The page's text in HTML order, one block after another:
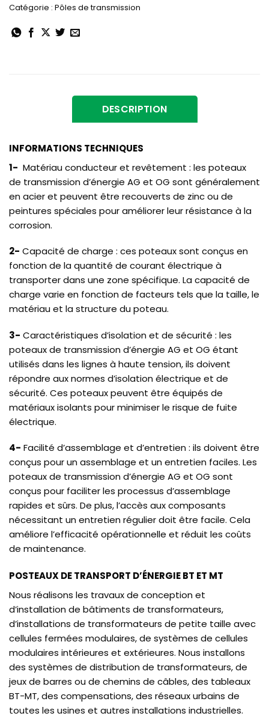
Catégorie : Pôles de transmission
DESCRIPTION
INFORMATIONS TECHNIQUES
1- Matériau conducteur et revêtement : les poteaux
de transmission d’énergie AG et OG sont généralement
en acier et peuvent être recouverts de zinc ou de
peintures spéciales pour améliorer leur résistance à la
corrosion.
2- Capacité de charge : ces poteaux sont conçus en
fonction de la quantité de courant électrique à
transporter dans une zone spécifique. La capacité de
charge varie en fonction de facteurs tels que la taille, le
matériau et la structure du poteau.
3- Caractéristiques d’isolation et de sécurité : les
poteaux de transmission d’énergie AG et OG étant
utilisés dans les lignes à haute tension, ils doivent
répondre aux normes d’isolation électrique et de
sécurité. Ces poteaux peuvent être équipés de
matériaux isolants pour minimiser le risque de fuite
électrique.
4- Facilité d’assemblage et d’entretien : ils doivent être
conçus pour un assemblage et un entretien faciles. Les
poteaux de transmission d’énergie AG et OG sont
conçus pour faciliter les processus d’assemblage
rapides et sûrs. De plus, l’accès aux composants
nécessitant un entretien régulier doit être facile. Cela
améliore l’efficacité opérationnelle et réduit les coûts
de maintenance.
POSTEAUX DE TRANSPORT D’ÉNERGIE BT ET MT
Nous réalisons les travaux de conception et
d’installation de bâtiments de transformateurs,
d’installations de transformateurs de petite taille avec
cellules fermées modulaires, de systèmes de cellules
modulaires intérieures et extérieures. Nous installons
des systèmes de distribution de transformateurs, de
jeux de barres ou de chemins de câbles, des tableaux
BT-MT, des compensations, des réseaux urbains de
toutes les usines et autres installations industrielles.